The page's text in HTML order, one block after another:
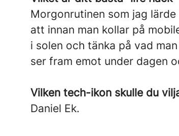
Morgonrutinen som jag
att innan man kollar på
i solen och tänka på vad
ser fram emot under dagen
Vilken tech-ikon skulle du
Daniel Ek.